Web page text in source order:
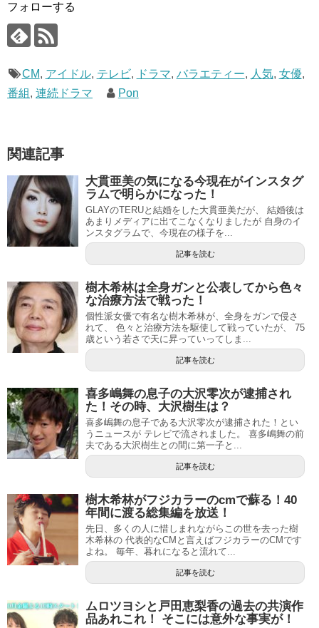
フォローする
CM, アイドル, テレビ, ドラマ, バラエティー, 人気, 女優,
番組 , 連続ドラマ Pon
関連記事
大貫亜美の気になる今現在がインスタグ
ラムで明らかになった！
GLAYのTERUと結婚をした大貫亜美だが、 結婚後は
あまりメディアに出てこなくなりましたが 自身のイ
ンスタグラムで、今現在の様子を...
記事を読む
樹木希林は全身ガンと公表してから色々
な治療方法で戦った！
個性派女優で有名な樹木希林が、全身をガンで侵さ
れて、 色々と治療方法を駆使して戦っていたが、 75
歳という若さで天に昇っていってしま...
記事を読む
喜多嶋舞の息子の大沢零次が逮捕され
た！その時、大沢樹生は？
喜多嶋舞の息子である大沢零次が逮捕された！とい
うニュースが テレビで流されました。 喜多嶋舞の前
夫である大沢樹生との間に第一子と...
記事を読む
樹木希林がフジカラーのcmで蘇る！40
年間に渡る総集編を放送！
先日、多くの人に惜しまれながらこの世を去った樹
木希林の 代表的なCMと言えばフジカラーのCMです
よね。 毎年、暮れになると流れて...
記事を読む
ムロツヨシと戸田恵梨香の過去の共演作
品あれこれ！ そこには意外な事実が！